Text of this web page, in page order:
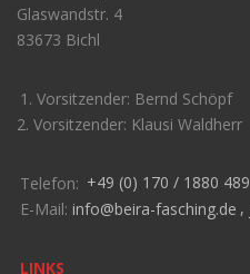
Glaswandstr. 4
83673 Bichl
1. Vorsitzender: Bernd Schöpf
2. Vorsitzender: Klausi Waldherr
Telefon: +49 (0) 170 / 1880 489
E-Mail: info@beira-fasching.de ,
LINKS